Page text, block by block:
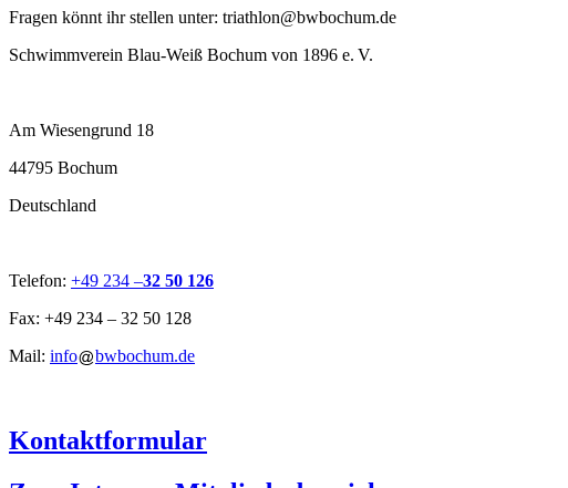
Fragen könnt ihr stellen unter: triathlon@bwbochum.de
Schwimmverein Blau-Weiß Bochum von 1896 e. V.
Am Wiesengrund 18
44795 Bochum
Deutschland
Telefon: +49 234 –32 50 126
Fax: +49 234 – 32 50 128
Mail: info bwbochum.de
Kontaktformular